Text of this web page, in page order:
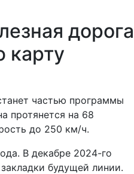
дорога
карту
частью программы
протянется на 68
до 250 км/ч.
В декабре 2024-го
будущей линии.